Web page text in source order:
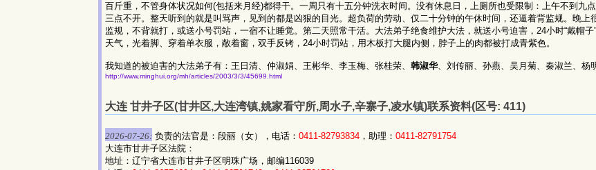
百斤重，不管身体状况如何(包括来月经)都得干。一周只有十五分钟洗衣时间。没有休息日，上厕所也受限制：上午不到九
三点不开。整天听到的就是叫骂声，见到的都是凶狠的目光。超负荷的劳动、仅二十分钟的午休时间，还逼着背监规。晚上
监规，不背就打，或送小号罚站，一宿不让睡觉。第二天照常干活。大法弟子绝食维护大法，就送小号迫害，24小时“戴帽子
天气，光着脚、穿着单衣服，敞着窗，双手反铐，24小时罚站，用木板打大腿内侧，脖子上的肉都被打成青紫色。
我知道的被迫害的大法弟子有：王日清、仲淑娟、王彬华、李玉梅、张桂荣、 韩淑华、刘传丽、孙燕、吴月菊、秦淑兰、杨
http://www.minghui.org/mh/articles/2003/3/3/45699.html
大连 甘井子区(甘井区,大连湾镇,姚家看守所,周水子,辛寨子,凌水镇)联系资料(区号: 411)
2026-07-26: 负责的法官是：段丽（女），电话： 0411-82793834 ，助理： 0411-82791754
大连市甘井子区法院：
地址：辽宁省大连市甘井子区明珠广场，邮编116039